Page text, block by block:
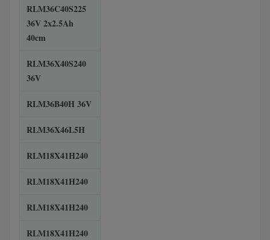
RLM36C40S225
36V 2x2.5Ah
40cm
RLM36X40S240
36V
RLM36B40H 36V
RLM36X46L5H
RLM18X41H240
RLM18X41H240
RLM18X41H240
RLM18X41H240